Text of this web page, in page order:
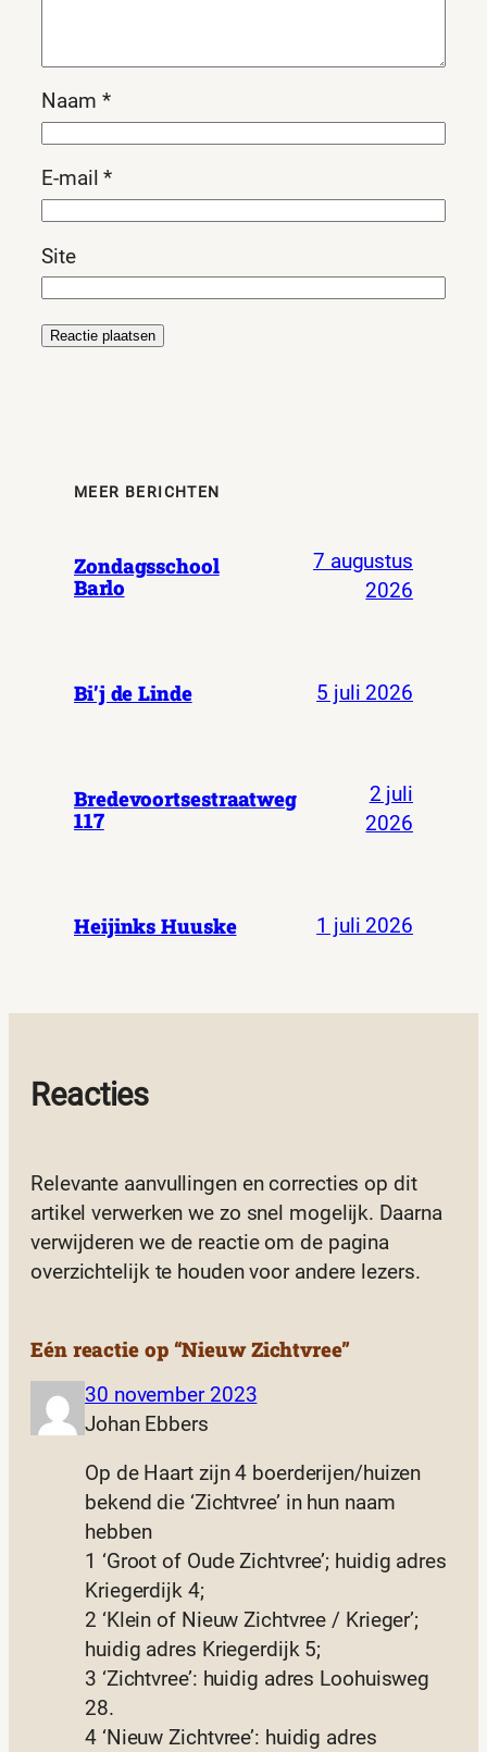
Naam *
E-mail*
Site
MEER BERICHTEN
Zondagsschool
Barlo
7 augustus
2026
Bi’j de Linde 5 juli 2026
Bredevoortsestraatweg
117
2 juli
2026
Heijinks Huuske 1 juli 2026
Reacties
Relevante aanvullingen en correcties op dit
artikel verwerken we zo snel mogelijk. Daarna
verwijderen we de reactie om de pagina
overzichtelijk te houden voor andere lezers.
Eén reactie op “Nieuw Zichtvree”
30 november 2023
Johan Ebbers
Op de Haart zijn 4 boerderijen/huizen
bekend die ‘Zichtvree’ in hun naam
hebben
1 ‘Groot of Oude Zichtvree’; huidig adres
Kriegerdijk 4;
2 ‘Klein of Nieuw Zichtvree / Krieger’;
huidig adres Kriegerdijk 5;
3 ‘Zichtvree’: huidig adres Loohuisweg
28.
4 ‘Nieuw Zichtvree’: huidig adres